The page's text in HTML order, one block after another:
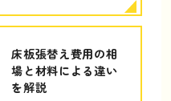
床板張替え費用の相
場と材料による違い
を解説